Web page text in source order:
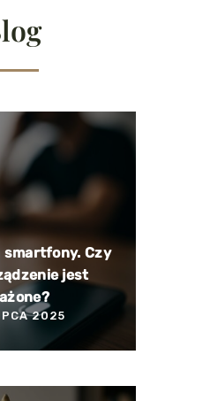
smartfony. Czy
jest
2025